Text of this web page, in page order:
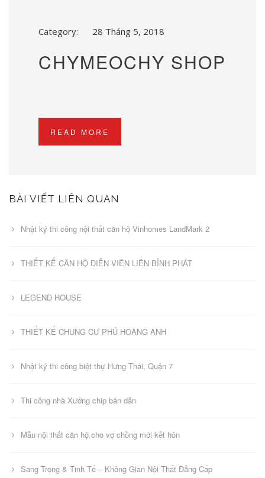
Category: 28 Tháng 5, 2018
CHYMEOCHY SHOP
READ MORE
BÀI VIẾT LIÊN QUAN
Nhật ký thi công nội thất căn hộ Vinhomes LandMark 2
THIẾT KẾ CĂN HỘ DIỄN VIÊN LIÊN BỈNH PHÁT
LEGEND HOUSE
THIẾT KẾ CHUNG CƯ PHÚ HOÀNG ANH
Nhật ký thi công biệt thự Hưng Thái, Quận 7
Thi công nhà Xưởng chip bán dẫn
Mẫu nội thất căn hộ cho vợ chồng mới kết hôn
Sang Trọng & Tinh Tế – Không Gian Nội Thất Đẳng Cấp